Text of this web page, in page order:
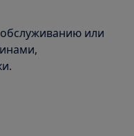
или